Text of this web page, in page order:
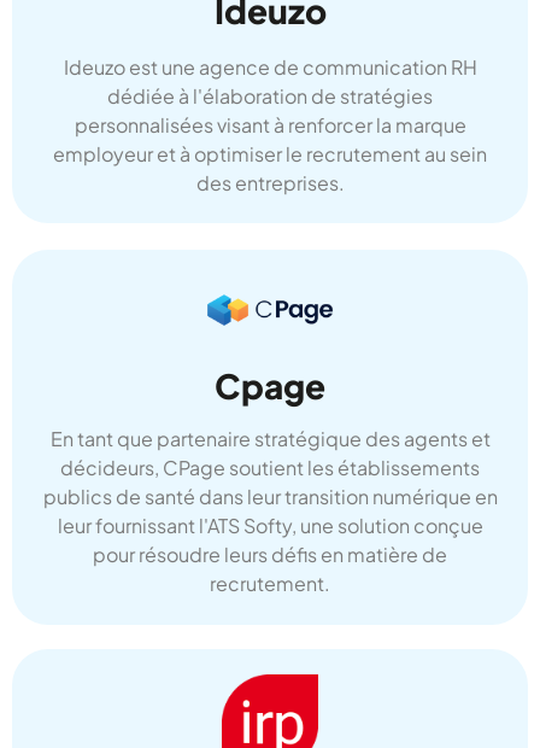
employeur grâce au module marque employeur
Onboarding
Accompagnez vos collaborateurs dans leur
intégration au sein de votre entreprise grâce au
module de onboarding de l’ATS recrutement
Softy.
Ideuzo
Ideuzo est une agence de communication RH
dédiée à l'élaboration de stratégies
personnalisées visant à renforcer la marque
employeur et à optimiser le recrutement au sein
des entreprises.
Cpage
En tant que partenaire stratégique des agents et
décideurs, CPage soutient les établissements
publics de santé dans leur transition numérique en
leur fournissant l'ATS Softy, une solution conçue
pour résoudre leurs défis en matière de
recrutement.